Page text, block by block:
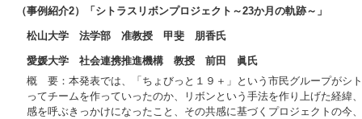
（事例紹介2）「シトラスリボンプロジェクト～23か月の軌跡～」
松山大学 法学部 准教授 甲斐 朋香氏
愛媛大学 社会連携推進機構 教授 前田 眞氏
概 要：本発表では、「ちょびっと１９＋」という市民グループがシ
ってチームを作っていったのか、リボンという手法を作り上げた経緯
感を呼ぶきっかけになったこと、その共感に基づくプロジェクトの今